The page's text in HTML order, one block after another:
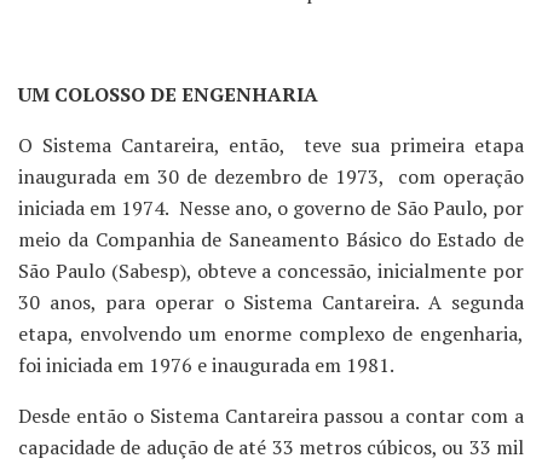
UM COLOSSO DE ENGENHARIA
O Sistema Cantareira, então, teve sua primeira etapa
inaugurada em 30 de dezembro de 1973, com operação
iniciada em 1974. Nesse ano, o governo de São Paulo, por
meio da Companhia de Saneamento Básico do Estado de
São Paulo (Sabesp), obteve a concessão, inicialmente por
30 anos, para operar o Sistema Cantareira. A segunda
etapa, envolvendo um enorme complexo de engenharia,
foi iniciada em 1976 e inaugurada em 1981.
Desde então o Sistema Cantareira passou a contar com a
capacidade de adução de até 33 metros cúbicos, ou 33 mil